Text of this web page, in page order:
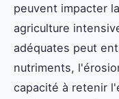
peuvent impacter
agriculture
adéquates peut
nutriments,
capacité à retenir